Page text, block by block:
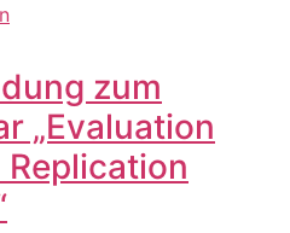
zum
„Evaluation